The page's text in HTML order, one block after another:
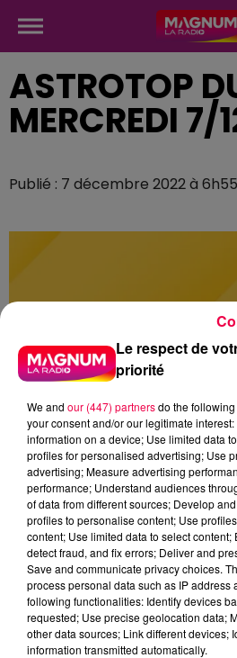
ASTROTOP
MERCREDI 7/
Publié : 7 décembre 2022 à 6h55
podcasts/2022/12/ASTROTOP-
Le respect de
priorité
We and our (447) partnersdo the
your consent and/or our legitimate
information on a device; Use limited data
profiles for personalised advertising; Use
advertising; Measure advertising
performance; Understand audiences
of data from different sources; Develop
profiles to personalise content; Use
content; Use limited data to select content;
detect fraud, and fix errors; Deliver and
Save and communicate privacy choices.
process personal data such as IP address
following functionalities: Identify devices
requested; Use precise geolocation data;
other data sources; Link different devices;
information transmitted automatically.